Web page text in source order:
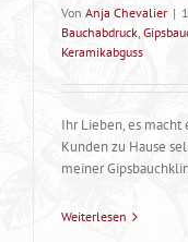
Von Anja Chevalier |
Bauchabdruck,
Keramikabguss
Ihr Lieben, es
Kunden zu Hause
meiner
Weiterlesen